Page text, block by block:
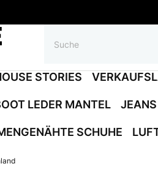
STORIES
LEDER MANTEL
SCHUHE